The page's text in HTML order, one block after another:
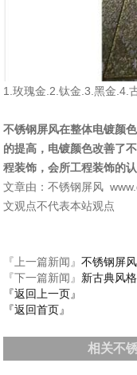
1.玫瑰金.2.钛金.3.黑金.4.
不锈钢屏风在整体电镀颜
的提高，电镀颜色改善了
程装饰，会所工程装饰的
文章由：不锈钢屏风
文观点不代表本站观点
『上一篇新闻』不锈钢屏
『下一篇新闻』 新古典风
『返回上一页』
『返回首页』
相关不